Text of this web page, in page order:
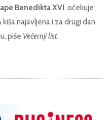
Benedikta XVI. očekuje
najavljena i za drugi dan
piše Večernji list.